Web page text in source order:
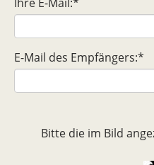
E-Mail des Empfängers:*
Bitte die im Bild